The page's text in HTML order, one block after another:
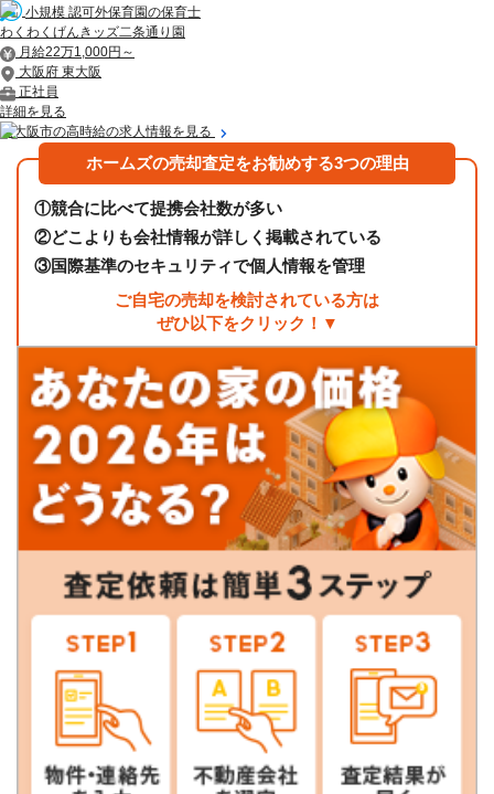
小規模 認可外保育園の保育士
わくわくげんきッズ二条通り園
月給22万1,000円～
大阪府 東大阪
正社員
詳細を見る
東大阪市の高時給の求人情報を見る
ホームズの売却査定をお勧めする3つの理由
①競合に比べて提携会社数が多い
②どこよりも会社情報が詳しく掲載されている
③国際基準のセキュリティで個人情報を管理
ご自宅の売却を検討されている方は
ぜひ以下をクリック！▼